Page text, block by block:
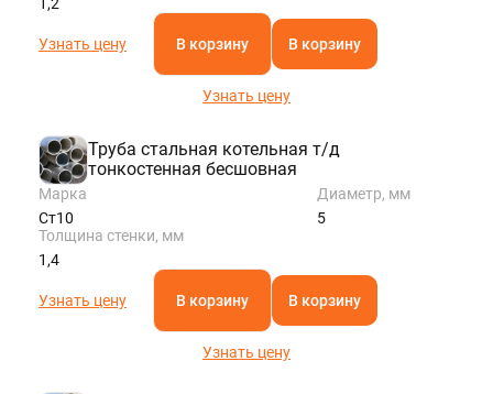
Узнать цену В корзину В корзину
Узнать цену
Труба стальная котельная т/д
тонкостенная бесшовная
Марка
Ст10
Диаметр, мм
5
Толщина стенки, мм
1,4
Узнать цену В корзину В корзину
Узнать цену